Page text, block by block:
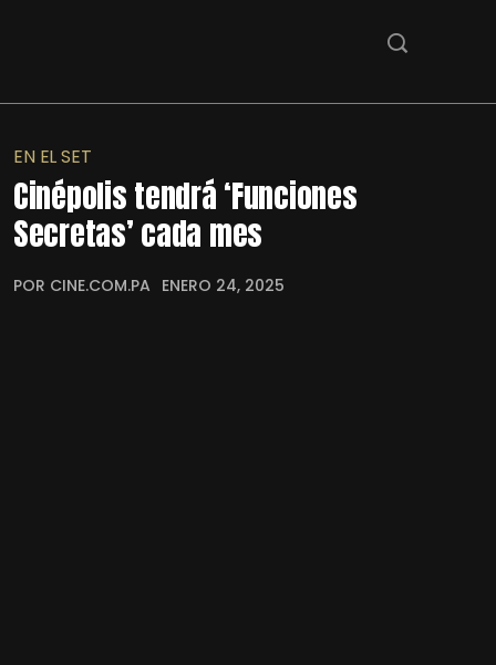
EN EL SET
Cinépolis tendrá ‘Funciones
Secretas’ cada mes
POR CINE.COM.PA ENERO 24, 2025